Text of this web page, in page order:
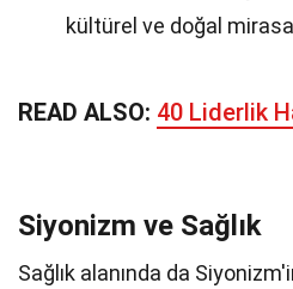
kültürel ve doğal
READ ALSO: 40 Liderlik
Siyonizm ve Sağlık
Sağlık alanında da